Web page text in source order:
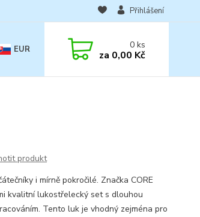
EUR
Přihlášení
0ks
za 0,00 Kč
produkt
i mírně pokročilé. Značka CORE
kvalitní lukostřelecký set s dlouhou
Tento luk je vhodný zejména pro